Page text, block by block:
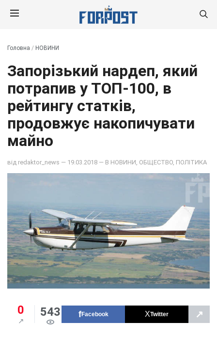
Головна / НОВИНИ
Запорізький нардеп, який
потрапив у ТОП-100, в
рейтингу статків,
продовжує накопичувати
майно
від redaktor_news — 19.03.2018 — В НОВИНИ ОБЩЕСТВО ПОЛІТИКА
0 543 Facebook Twitter ↗